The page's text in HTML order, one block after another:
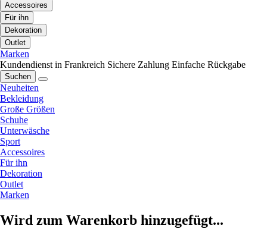
Accessoires
Für ihn
Dekoration
Outlet
Marken
Kundendienst in Frankreich Sichere Zahlung Einfache Rückgabe
Suchen
Neuheiten
Bekleidung
Große Größen
Schuhe
Unterwäsche
Sport
Accessoires
Für ihn
Dekoration
Outlet
Marken
Wird zum Warenkorb hinzugefügt...